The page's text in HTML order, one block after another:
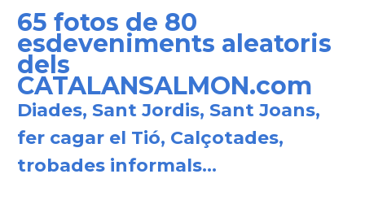
65 fotos de 80
esdeveniments aleatoris
dels
CATALANSALMON.com
Diades, Sant Jordis, Sant Joans,
fer cagar el Tió, Calçotades,
trobades informals...